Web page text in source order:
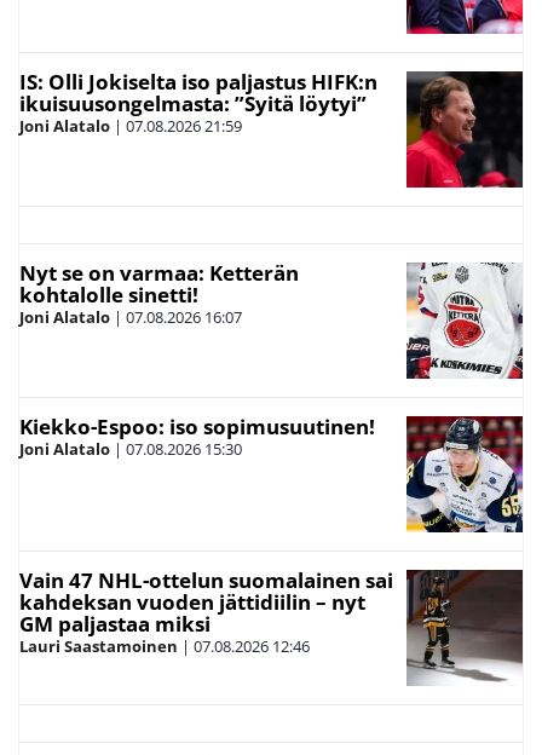
IS: Olli Jokiselta iso paljastus HIFK:n
ikuisuusongelmasta: ”Syitä löytyi”
Joni Alatalo | 07.08.202621:59
Nyt se on varmaa: Ketterän
kohtalolle sinetti!
Joni Alatalo | 07.08.2026 16:07
Kiekko-Espoo: iso sopimusuutinen!
Joni Alatalo | 07.08.2026 15:30
Vain 47 NHL-ottelun suomalainen sai
kahdeksan vuoden jättidiilin – nyt
GM paljastaa miksi
Lauri Saastamoinen | 07.08.2026 12:46